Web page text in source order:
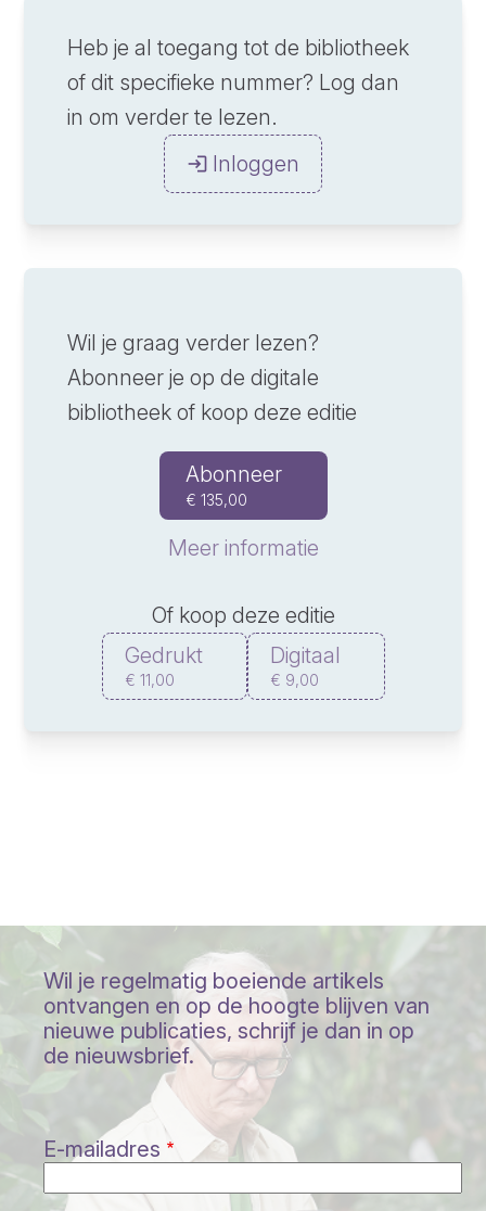
Heb je al toegang tot de bibliotheek
of dit specifieke nummer? Log dan
in om verder te lezen.
Inloggen
Wil je graag verder lezen?
Abonneer je op de digitale
bibliotheek of koop deze editie
Abonneer
€ 135,00
Meer informatie
Of koop deze editie
€ 11,00
Gedrukt
€ 9,00
Digitaal
Wil je regelmatig boeiende artikels
ontvangen en op de hoogte blijven van
nieuwe publicaties, schrijf je dan in op
de nieuwsbrief.
E-mailadres